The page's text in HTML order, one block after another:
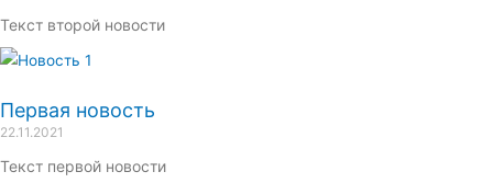
Текст второй новости
Первая новость
22.11.2021
Текст первой новости